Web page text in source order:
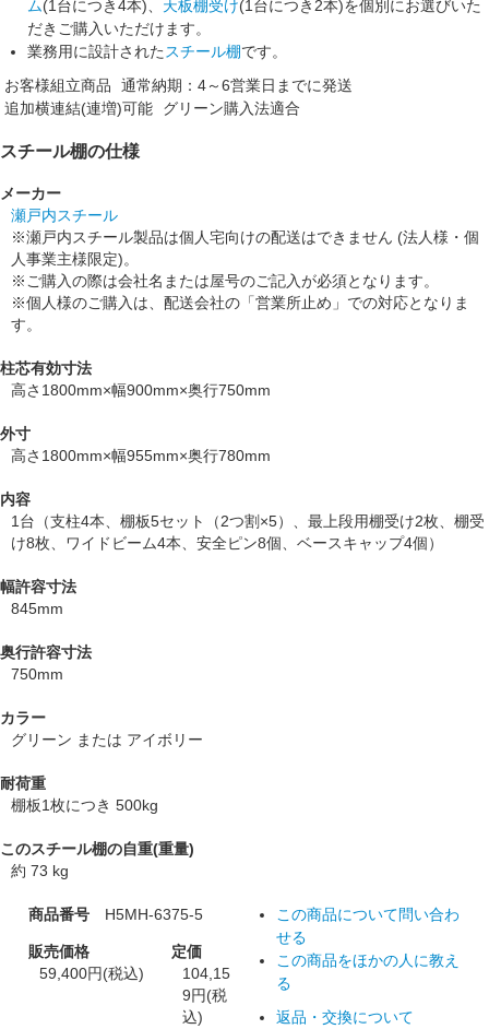
ム(1台につき4本)、 天板棚受け(1台につき2本)を個別にお選びいた
だきご購入いただけます。
業務用に設計された スチール棚です。
お客様組立商品
通常納期：4～6営業日までに発送
追加横連結(連増)可能
グリーン購入法適合
スチール棚の仕様
メーカー
瀬戸内スチール
※瀬戸内スチール製品は個人宅向けの配送はできません (法人様・個
人事業主様限定)。
※ご購入の際は会社名または屋号のご記入が必須となります。
※個人様のご購入は、配送会社の「営業所止め」での対応となりま
す。
柱芯有効寸法
高さ1800mm×幅900mm×奥行750mm
外寸
高さ1800mm×幅955mm×奥行780mm
内容
1台（支柱4本、棚板5セット（2つ割×5）、最上段用棚受け2枚、棚受
け8枚、ワイドビーム4本、安全ピン8個、ベースキャップ4個）
幅許容寸法
845mm
奥行許容寸法
750mm
カラー
グリーン または アイボリー
耐荷重
棚板1枚につき 500kg
このスチール棚の自重(重量)
約 73 kg
商品番号 H5MH-6375-5
販売価格
59,400円(税込)
定価
104,15
9円(税
込)
この商品について問い合わ
せる
この商品をほかの人に教え
る
返品・交換について